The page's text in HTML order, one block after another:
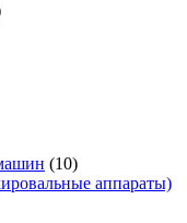
(10)
аппараты)